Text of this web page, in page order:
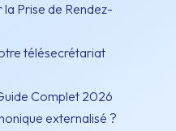
Prise de Rendez-
télésecrétariat
Complet 2026
externalisé ?